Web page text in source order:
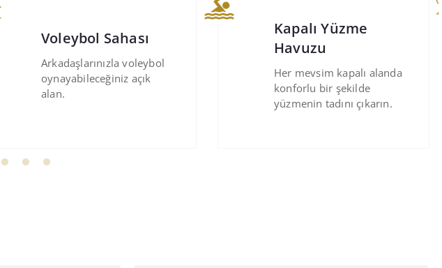
Kapalı Yüzme
Havuzu
Her mevsim kapalı alanda
konforlu bir şekilde
Ortak Bahçe
için tasarlanmış geniş yeşil
alanlar.